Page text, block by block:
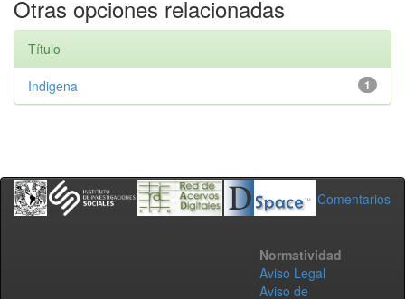
Otras opciones relacionadas
Título
1
Indigena
Comentarios
Normatividad
Aviso Legal
Aviso de